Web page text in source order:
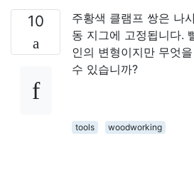
10
주황색 클램프 쌍은 나
동 지그에 고정됩니다.
인의 변형이지만 무엇
수 있습니까?
tools
woodworking